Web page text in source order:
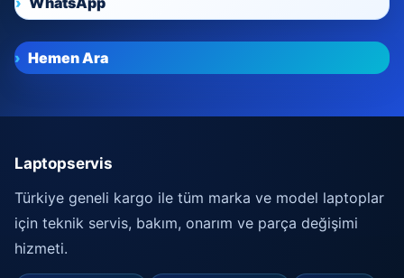
Hemen Ara
Laptopservis
Türkiye geneli kargo ile tüm marka ve model laptoplar
için teknik servis, bakım, onarım ve parça değişimi
hizmeti.